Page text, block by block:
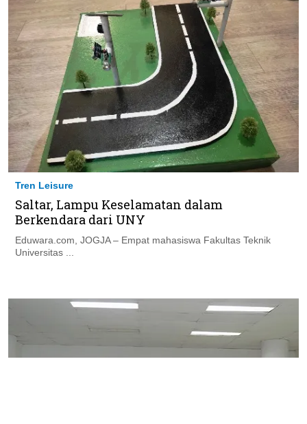
Tren Leisure
Saltar, Lampu Keselamatan dalam
Berkendara dari UNY
Eduwara.com, JOGJA – Empat mahasiswa Fakultas Teknik
Universitas ...